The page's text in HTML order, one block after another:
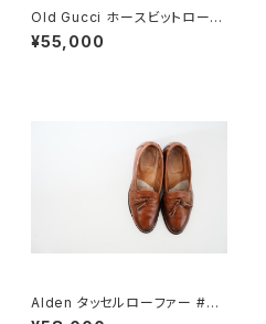
Old Gucci ホースビットローフ
ァー 38C BK
¥55,000
Alden タッセルローファー #60
4 6E